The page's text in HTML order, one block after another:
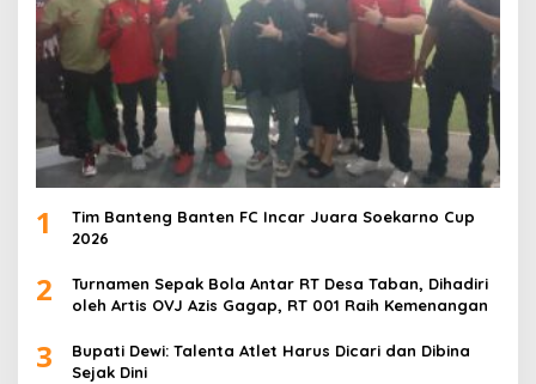
1
Tim Banteng Banten FC Incar Juara Soekarno Cup
2026
2
Turnamen Sepak Bola Antar RT Desa Taban, Dihadiri
oleh Artis OVJ Azis Gagap, RT 001 Raih Kemenangan
3
Bupati Dewi: Talenta Atlet Harus Dicari dan Dibina
Sejak Dini